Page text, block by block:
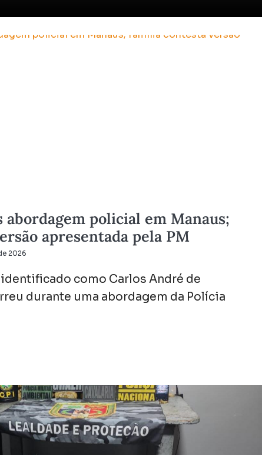
abordagem policial em Manaus;
apresentada pela PM
2026
identificado como Carlos André de
durante uma abordagem da Polícia